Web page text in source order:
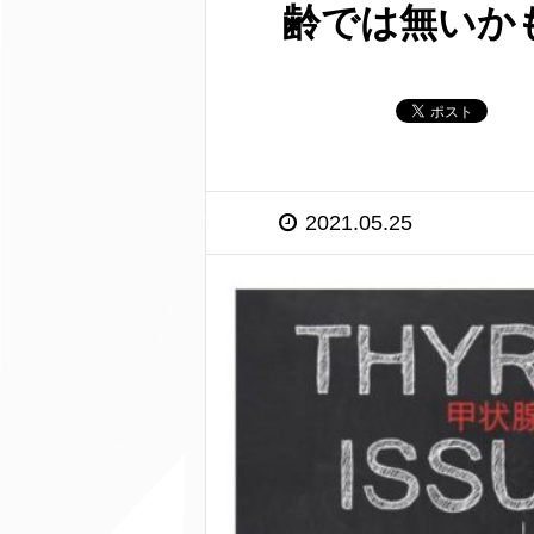
齢では無いか
2021.05.25